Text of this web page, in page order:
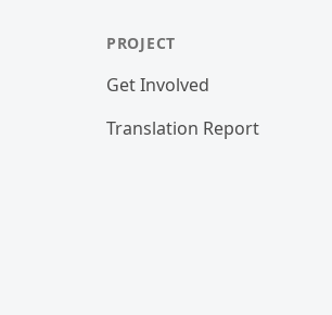
PROJECT
Get Involved
Translation Report